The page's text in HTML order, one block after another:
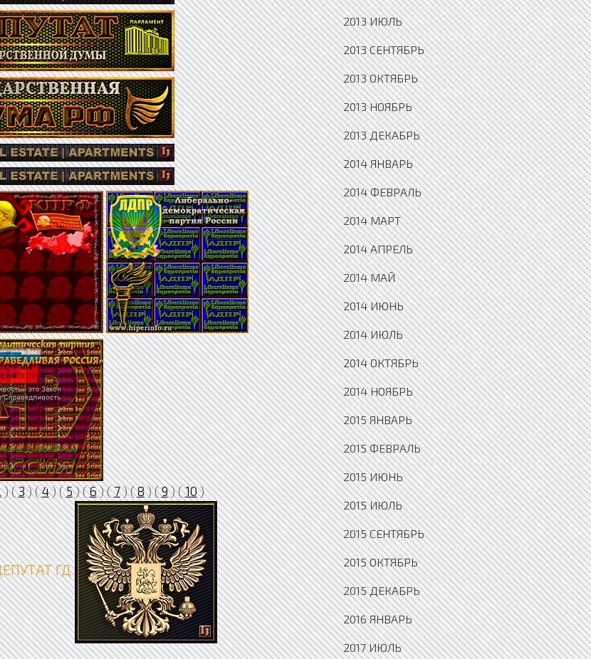
) (3) (4) (5) (6) (7) (8) (9) (10)
ГД
2013 ИЮЛЬ
2013 СЕНТЯБРЬ
2013 ОКТЯБРЬ
2013 НОЯБРЬ
2013 ДЕКАБРЬ
2014 ЯНВАРЬ
2014 ФЕВРАЛЬ
2014 МАРТ
2014 АПРЕЛЬ
2014 МАЙ
2014 ИЮНЬ
2014 ИЮЛЬ
2014 ОКТЯБРЬ
2014 НОЯБРЬ
2015 ЯНВАРЬ
2015 ФЕВРАЛЬ
2015 ИЮНЬ
2015 ИЮЛЬ
2015 СЕНТЯБРЬ
2015 ОКТЯБРЬ
2015 ДЕКАБРЬ
2016 ЯНВАРЬ
2017 ИЮЛЬ